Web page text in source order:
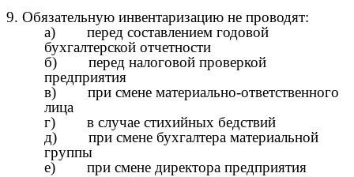
9. Обязательную инвентаризацию не проводят:
а) перед составлением годовой
бухгалтерской отчетности
б) перед налоговой проверкой
предприятия
в) при смене материально-ответственного
лица
г) в случае стихийных бедствий
д) при смене бухгалтера материальной
группы
е) при смене директора предприятия